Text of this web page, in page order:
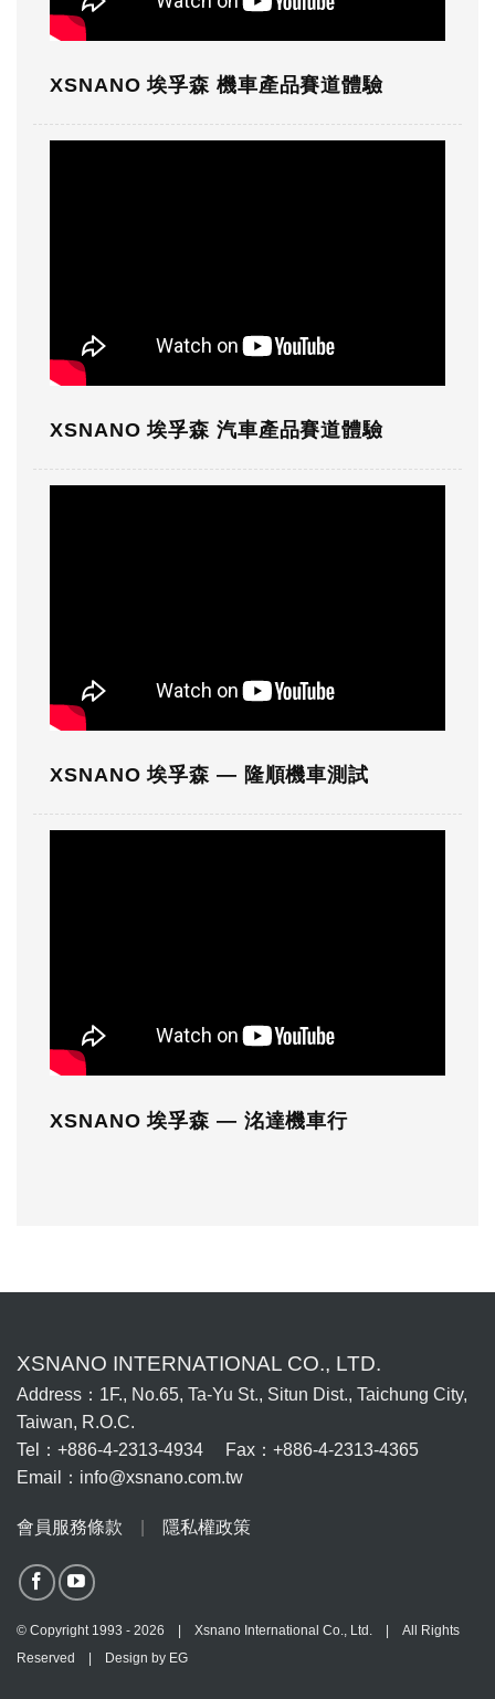
XSNANO 埃孚森 機車產品賽道體驗
XSNANO 埃孚森 汽車產品賽道體驗
XSNANO 埃孚森 — 隆順機車測試
XSNANO 埃孚森 — 洺達機車行
XSNANO INTERNATIONAL CO., LTD.
Address：1F., No.65, Ta-Yu St., Situn Dist., Taichung City,
Taiwan, R.O.C.
Tel：+886-4-2313-4934 Fax：+886-4-2313-4365
Email：info@xsnano.com.tw
會員服務條款 隱私權政策
© Copyright 1993 - 2026 | Xsnano International Co., Ltd. | All Rights
Reserved | Design by EG